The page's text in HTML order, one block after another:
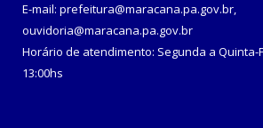
E-mail: prefeitura@maracana.pa.gov.br,
ouvidoria@maracana.pa.gov.br
Horário de atendimento: Segunda a Quinta-
13:00hs